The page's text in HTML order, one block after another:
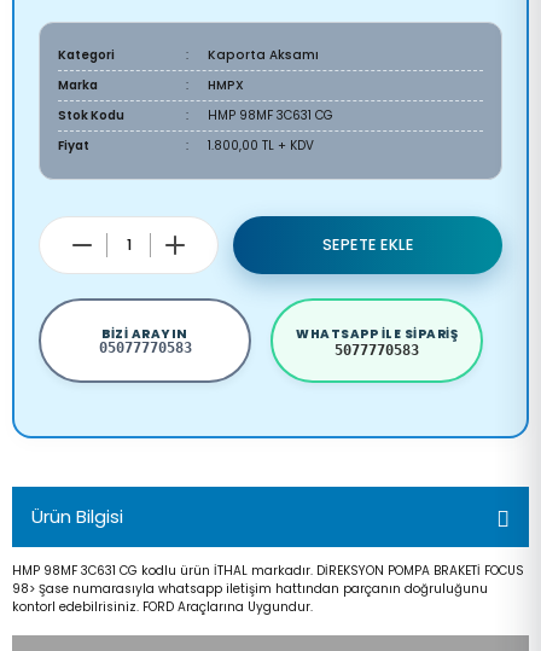
Kategori
Kaporta Aksamı
Marka
HMPX
Stok Kodu
HMP 98MF 3C631 CG
Fiyat
1.800,00 TL + KDV
SEPETE EKLE
BIZI ARAYIN
05077770583
WHATSAPP ILE SIPARIŞ
5077770583
Ürün Bilgisi
HMP 98MF 3C631 CG kodlu ürün İTHAL markadır. DİREKSYON POMPA BRAKETİ FOCUS
98> Şase numarasıyla whatsapp iletişim hattından parçanın doğruluğunu
kontorl edebilrisiniz. FORD Araçlarına Uygundur.